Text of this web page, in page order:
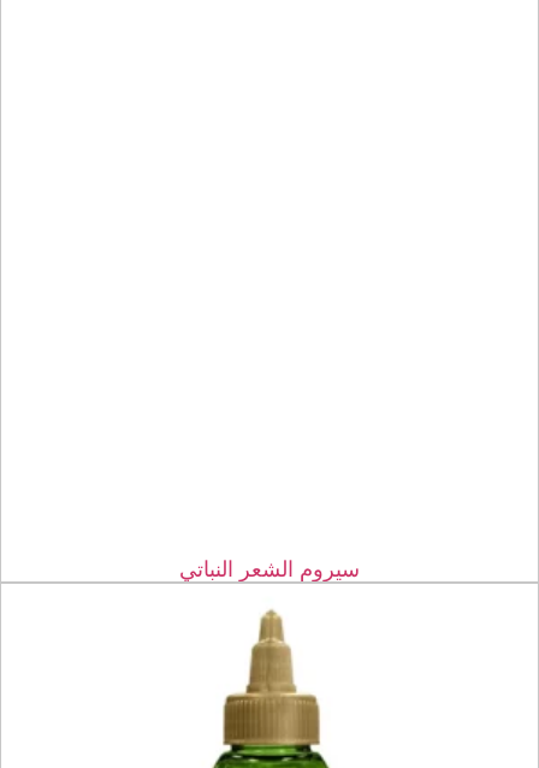
سيروم الشعر النباتي